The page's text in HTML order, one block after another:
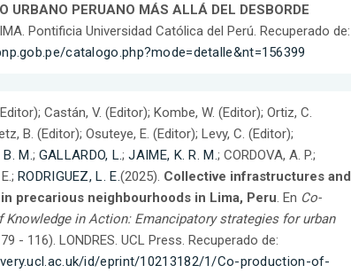
URBANO PERUANO MÁS ALLÁ DEL DESBORDE
Pontificia Universidad Católica del Perú. Recuperado de:
catalogo.php?mode=detalle&nt=156399
Castán, V. (Editor); Kombe, W. (Editor); Ortiz, C.
B. (Editor); Osuteye, E. (Editor); Levy, C. (Editor);
B. M.; GALLARDO, L.;JAIME, K. R. M.; CORDOVA, A. P.;
RODRIGUEZ, L. E.(2025). Collective infrastructures and
precarious neighbourhoods in Lima, Peru. En Co-
Knowledge in Action: Emancipatory strategies for urban
- 116). LONDRES. UCL Press. Recuperado de:
id/eprint/10213182/1/Co-production-of-